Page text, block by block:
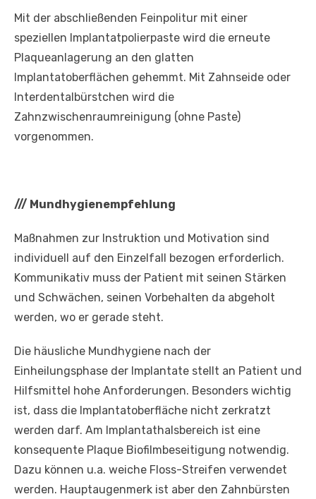
Mit der abschließenden Feinpolitur mit einer
speziellen Implantatpolierpaste wird die erneute
Plaqueanlagerung an den glatten
Implantatoberflächen gehemmt. Mit Zahnseide oder
Interdentalbürstchen wird die
Zahnzwischenraumreinigung (ohne Paste)
vorgenommen.
/// Mundhygienempfehlung
Maßnahmen zur Instruktion und Motivation sind
individuell auf den Einzelfall bezogen erforderlich.
Kommunikativ muss der Patient mit seinen Stärken
und Schwächen, seinen Vorbehalten da abgeholt
werden, wo er gerade steht.
Die häusliche Mundhygiene nach der
Einheilungsphase der Implantate stellt an Patient und
Hilfsmittel hohe Anforderungen. Besonders wichtig
ist, dass die Implantatoberfläche nicht zerkratzt
werden darf. Am Implantathalsbereich ist eine
konsequente Plaque Biofilmbeseitigung notwendig.
Dazu können u.a. weiche Floss-Streifen verwendet
werden. Hauptaugenmerk ist aber den Zahnbürsten